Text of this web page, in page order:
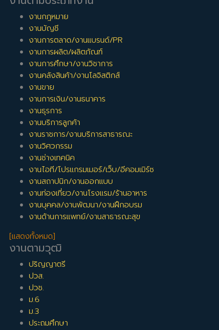
งานกฎหมาย
งานบัญชี
งานการตลาด/งานแบรนด์/PR
งานการผลิต/ผลิตภัณฑ์
งานการศึกษา/งานวิชาการ
งานคลังสินค้า/งานโลจิสติกส์
งานขาย
งานการเงิน/งานธนาคาร
งานธุรการ
งานบริการลูกค้า
งานราชการ/งานบริการสาธารณะ
งานวิศวกรรม
งานช่างเทคนิค
งานไอที/โปรแกรมเมอร์/เว็บ/อีคอมเมิร์ซ
งานสถาปนิก/งานออกแบบ
งานท่องเที่ยว/งานโรงแรม/ร้านอาหาร
งานบุคคล/งานพัฒนา/งานฝึกอบรม
งานด้านการแพทย์/งานสาธารณะสุข
[แสดงทั้งหมด]
งานตามวุฒิ
ปริญญาตรี
ปวส.
ปวช.
ม.6
ม.3
ประถมศึกษา